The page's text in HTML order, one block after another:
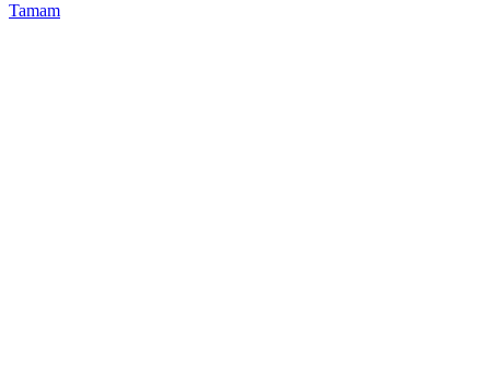
Tamam